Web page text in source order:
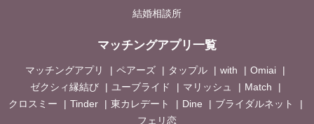
結婚相談所
マッチングアプリ一覧
マッチングアプリ ペアーズ タップル with
Omiai
ゼクシィ縁結び
ユーブライド マリッシュ
Match
クロスミー
Tinder 東カレデート Dine
ブライダルネット
フェリ恋